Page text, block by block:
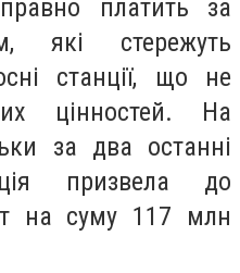
платить за
які стережуть
станції, що не
цінностей. На
за два останні
призвела до
на суму 117 млн